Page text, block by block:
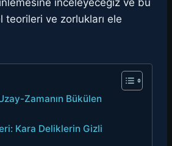
inceleyeceğiz ve bu
teorileri ve zorlukları ele
Zamanın Bükülen
Kara Deliklerin Gizli